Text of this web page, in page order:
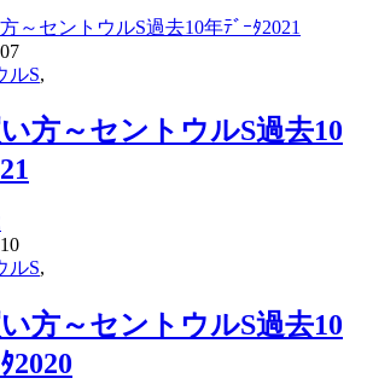
ルS,
方～セントウルS過去10
ルS,
方～セントウルS過去10
2020